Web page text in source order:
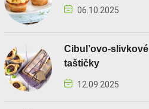
06.10.2025
Cibul’ovo-slivkové
taštičky
12.09.2025